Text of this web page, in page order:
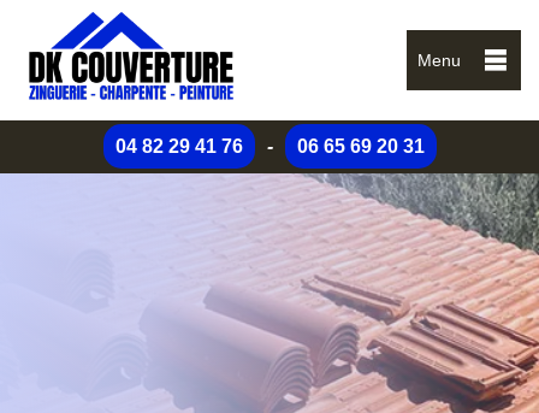
Menu
04 82 29 41 76 - 06 65 69 20 31